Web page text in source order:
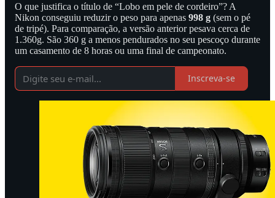
O que justifica o título de “Lobo em pele de cordeiro”? A
Nikon conseguiu reduzir o peso para apenas 998 g (sem o pé
de tripé). Para comparação, a versão anterior pesava cerca de
1.360g. São 360 g a menos pendurados no seu pescoço durante
um casamento de 8 horas ou uma final de campeonato.
Inscreva-se